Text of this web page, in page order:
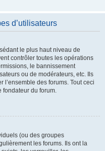
d’utilisateurs
le plus haut niveau de
contrôler toutes les opérations
le bannissement
ou de modérateurs, etc. Ils
des forums. Tout ceci
fondateur du forum.
(ou des groupes
les forums. Ils ont la